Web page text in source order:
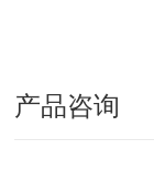
产品咨询